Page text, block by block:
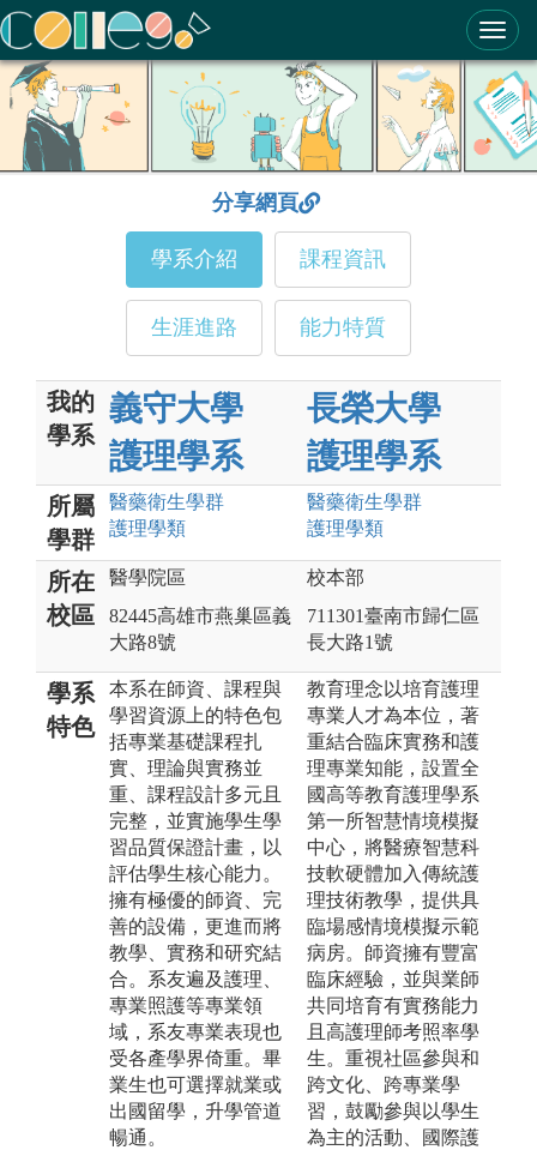
ColleGo! 大學選才與高中育才輔助系統
分享網頁
學系介紹 課程資訊
生涯進路 能力特質
我的
學系
義守大學
護理學系
長榮大學
護理學系
所屬
學群
醫藥衛生學群
護理學類
醫藥衛生學群
護理學類
所在
校區
醫學院區
82445高雄市燕巢區義
大路8號
校本部
711301臺南市歸仁區
長大路1號
學系
特色
本系在師資、課程與
學習資源上的特色包
括專業基礎課程扎
實、理論與實務並
重、課程設計多元且
完整，並實施學生學
習品質保證計畫，以
評估學生核心能力。
擁有極優的師資、完
善的設備，更進而將
教學、實務和研究結
合。系友遍及護理、
專業照護等專業領
域，系友專業表現也
受各產學界倚重。畢
業生也可選擇就業或
出國留學，升學管道
暢通。
教育理念以培育護理
專業人才為本位，著
重結合臨床實務和護
理專業知能，設置全
國高等教育護理學系
第一所智慧情境模擬
中心，將醫療智慧科
技軟硬體加入傳統護
理技術教學，提供具
臨場感情境模擬示範
病房。師資擁有豐富
臨床經驗，並與業師
共同培育有實務能力
且高護理師考照率學
生。重視社區參與和
跨文化、跨專業學
習，鼓勵參與以學生
為主的活動、國際護